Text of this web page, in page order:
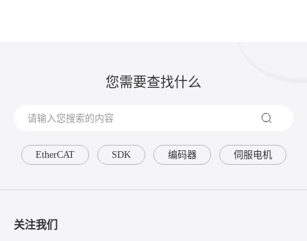
您需要查找什么
EtherCAT SDK 编码器 伺服电机
关注我们